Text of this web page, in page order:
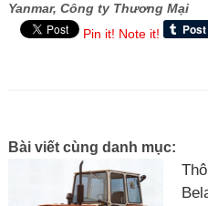
Yanmar, Công ty Thương Mại
Pin it! Note it!
Bài viết cùng danh mục: